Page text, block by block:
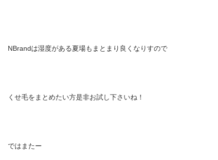
NBrandは湿度がある夏場もまとまり良くなりすので
くせ毛をまとめたい方是非お試し下さいね！
ではまたー